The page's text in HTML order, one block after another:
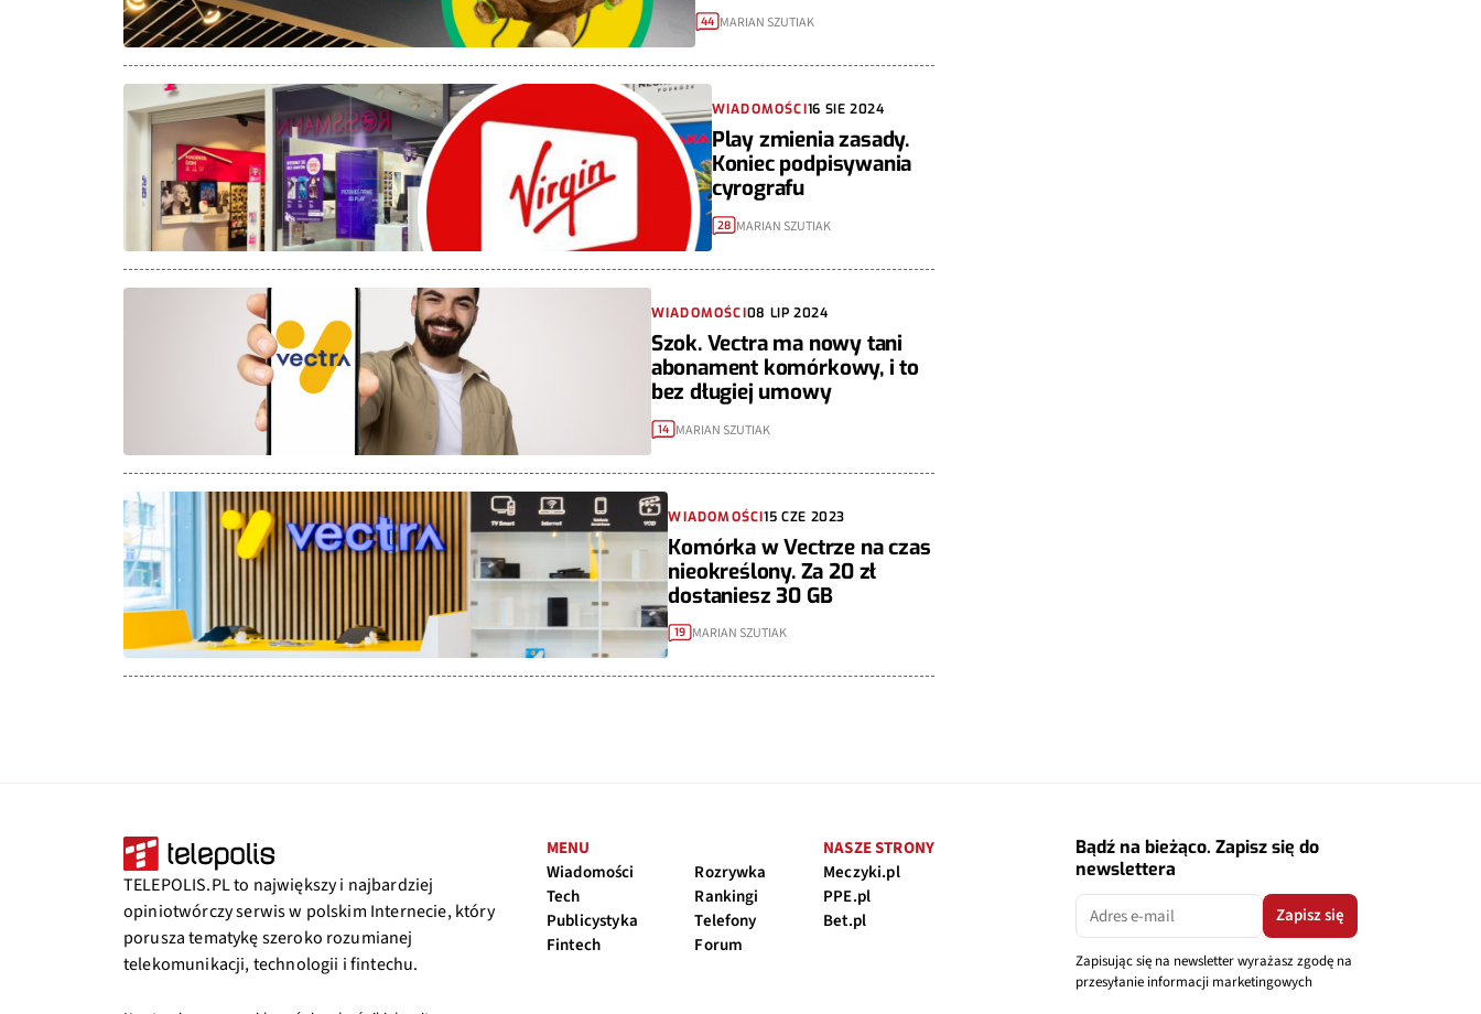
44 MARIAN SZUTIAK
WIADOMOŚCI16 SIE 2024
Play zmienia zasady.
Koniec podpisywania
cyrografu
28 MARIAN SZUTIAK
WIADOMOŚCI08 LIP 2024
Szok. Vectra ma nowy tani
abonament komórkowy, i to
bez długiej umowy
14 MARIAN SZUTIAK
WIADOMOŚCI15 CZE 2023
Komórka w Vectrze na czas
nieokreślony. Za 20 zł
dostaniesz 30 GB
19 MARIAN SZUTIAK
TELEPOLIS.PL to największy i najbardziej
opiniotwórczy serwis w polskim Internecie, który
porusza tematykę szeroko rozumianej
telekomunikacji, technologii i fintechu.
MENU
Wiadomości
Tech
Publicystyka
Fintech
Rozrywka
Rankingi
Telefony
Forum
NASZE STRONY
Meczyki.pl
PPE.pl
Bet.pl
Bądź na bieżąco. Zapisz się do
newslettera
Zapisz się
Zapisując się na newsletter wyrażasz zgodę na
przesyłanie informacji marketingowych